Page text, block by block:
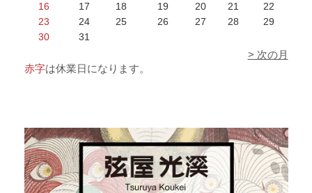
16
17 18 19 20 21
22
23
24 25 26 27 28
29
30
31
> 次の月
赤字は休業日になります。